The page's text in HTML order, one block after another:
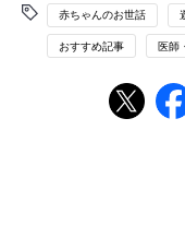
赤ちゃんのお世話
おすすめ記事 医師